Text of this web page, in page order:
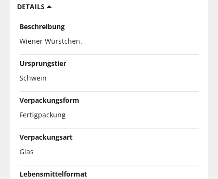
DETAILS
Beschreibung
Wiener Würstchen.
Ursprungstier
Schwein
Verpackungsform
Fertigpackung
Verpackungsart
Glas
Lebensmittelformat